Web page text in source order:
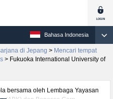
Bahasa Indonesia
di Jepang > Mencari tempat
> Fukuoka International University of
bersama oleh Lembaga Yayasan